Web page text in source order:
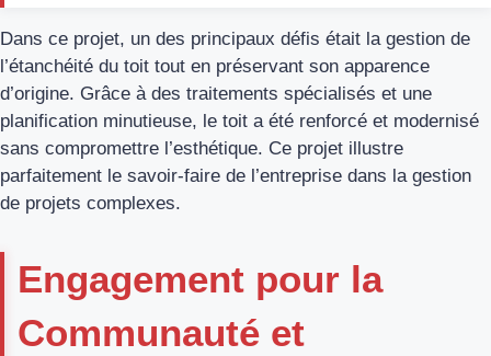
Dans ce projet, un des principaux défis était la gestion de
l’étanchéité du toit tout en préservant son apparence
d’origine. Grâce à des traitements spécialisés et une
planification minutieuse, le toit a été renforcé et modernisé
sans compromettre l’esthétique. Ce projet illustre
parfaitement le savoir-faire de l’entreprise dans la gestion
de projets complexes.
Engagement pour la
Communauté et